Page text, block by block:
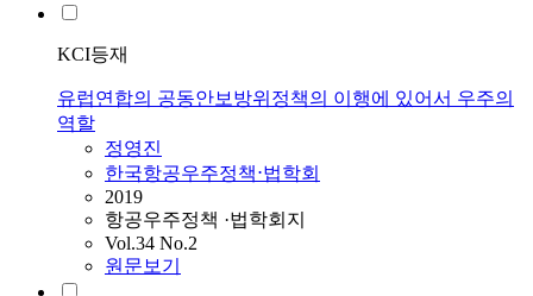
KCI등재
유럽연합의 공동안보방위정책의 이행에 있어서 우주의
역할
정영진
한국항공우주정책⋅법학회
2019
항공우주정책 ·법학회지
Vol.34 No.2
원문보기